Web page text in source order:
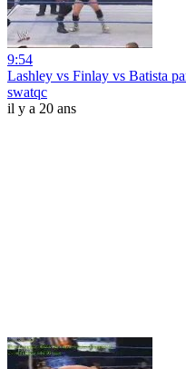
9:54
Lashley vs Finlay vs Batista
swatqc
il y a 20 ans